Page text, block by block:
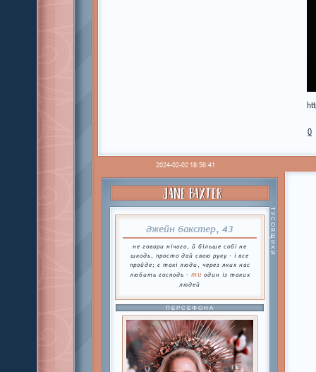
0
2024-02-02 18:56:41
JANE BAXTER
джейн бакстер, 43
не говори нічого, й більше собі не
шкодь, просто дай свою руку - і все
пройде; є такі люди, через яких нас
любить господь - ти один із таких
людей
ТУСОВЩИКИ
ПЕРСЕФОНА